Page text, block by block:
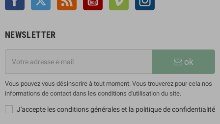
NEWSLETTER
ok
Vous pouvez vous désinscrire à tout moment. Vous trouverez pour cela nos
informations de contact dans les conditions d'utilisation du site.
J'accepte les conditions générales et la politique de confidentialité